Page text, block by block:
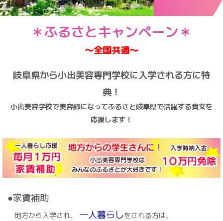
＊ふるさとキャンペーン＊
〜全国共通〜
岐阜県から小出美容専門学校に入学される方に特
典！
小出美容学校で美容師になってふるさと岐阜県で活躍する貴女を
応援します！
●家賃補助
地方から入学され、 一人暮らしをされる方は、